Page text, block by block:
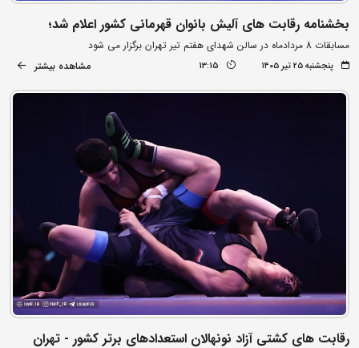
بخشنامه رقابت های آلیش بانوان قهرمانی کشور اعلام شد؛
مسابقات 8 مردادماه در سالن شهدای هفتم تیر تهران برگزار می شود
پنجشنبه ۲۵ تیر ۱۴۰۵ 13:15 مشاهده بیشتر
رقابت های کشتی آزاد نونهالان استعدادهای برتر کشور - تهران